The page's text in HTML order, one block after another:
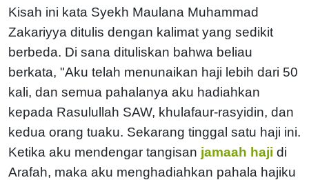
Kisah ini kata Syekh Maulana Muhammad
Zakariyya ditulis dengan kalimat yang sedikit
berbeda. Di sana dituliskan bahwa beliau
berkata, "Aku telah menunaikan haji lebih dari 50
kali, dan semua pahalanya aku hadiahkan
kepada Rasulullah SAW, khulafaur-rasyidin, dan
kedua orang tuaku. Sekarang tinggal satu haji ini.
Ketika aku mendengar tangisan jamaah haji di
Arafah, maka aku menghadiahkan pahala hajiku